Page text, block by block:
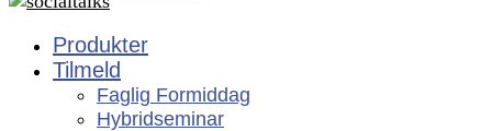
Produkter
Tilmeld
Faglig Formiddag
Hybridseminar